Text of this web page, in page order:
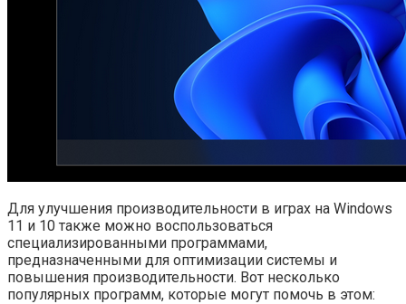
Для улучшения производительности в играх на Windows
11 и 10 также можно воспользоваться
специализированными программами,
предназначенными для оптимизации системы и
повышения производительности. Вот несколько
популярных программ, которые могут помочь в этом: